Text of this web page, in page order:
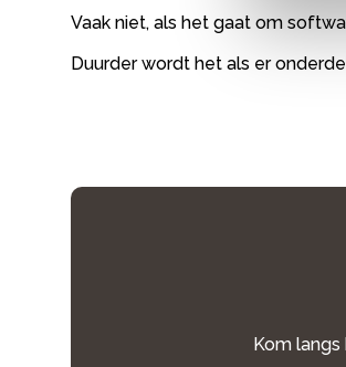
Vaak niet, als het gaat om
Duurder wordt het als er
Kom